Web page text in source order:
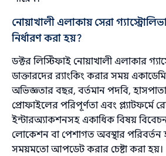
নোয়াখালী এলাকায় সেরা
নির্ধারণ করা হয়?
ডক্টর লিস্টিফাই নোয়াখালী এলাকার
ডাক্তারদের র‌্যাংকিং করার সময়
অভিজ্ঞতার বছর, বর্তমান পদবি,
প্রোফাইলের পরিপূর্ণতা এবং প্ল্যাটফর্মে
ইন্টারঅ্যাকশনসহ একাধিক বিষয়
লোকেশন বা পেশাগত অবস্থার পরিবর্তন
সময়মতো আপডেট করার চেষ্টা করা হয়।